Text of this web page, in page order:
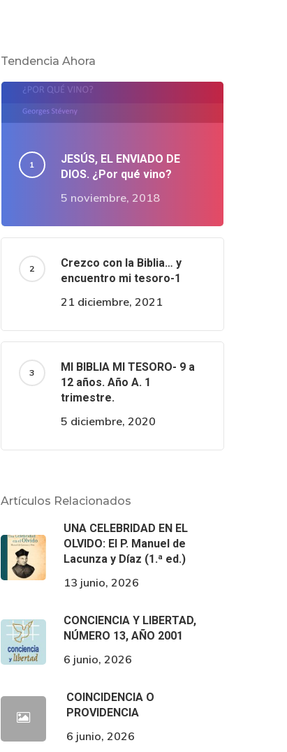
Tendencia Ahora
JESÚS, EL ENVIADO DE
DIOS. ¿Por qué vino?
5 noviembre, 2018
Crezco con la Biblia… y
encuentro mi tesoro-1
21 diciembre, 2021
MI BIBLIA MI TESORO- 9 a
12 años. Año A. 1
trimestre.
5 diciembre, 2020
Artículos Relacionados
UNA CELEBRIDAD EN EL
OLVIDO: El P. Manuel de
Lacunza y Díaz (1.ª ed.)
13 junio, 2026
CONCIENCIA Y LIBERTAD,
NÚMERO 13, AÑO 2001
6 junio, 2026
COINCIDENCIA O
PROVIDENCIA
6 junio, 2026